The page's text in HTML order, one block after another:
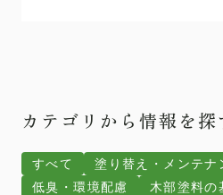
カテゴリから情報を探
すべて 塗り替え・メンテナ
低臭・環境配慮
木部塗料の